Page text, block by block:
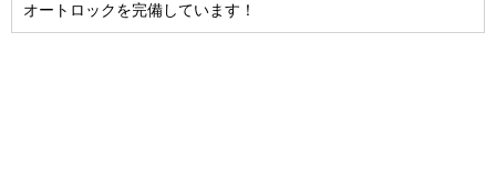
オートロックを完備しています！